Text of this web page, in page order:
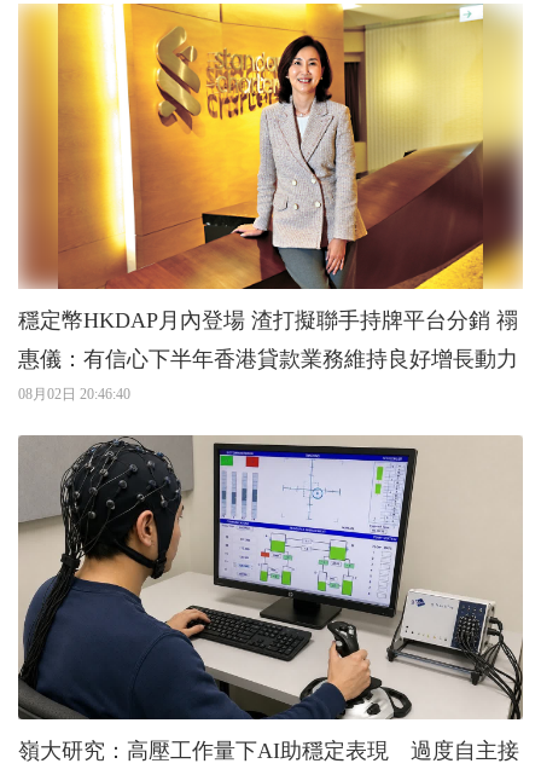
穩定幣HKDAP月內登場 渣打擬聯手持牌平台分銷 禤
惠儀：有信心下半年香港貸款業務維持良好增長動力
08月02日 20:46:40
嶺大研究：高壓工作量下AI助穩定表現 過度自主接